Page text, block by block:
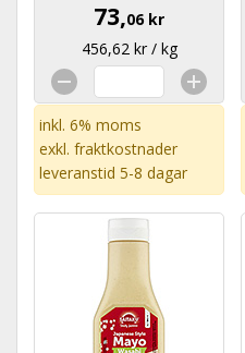
73,06 kr
456,62 kr / kg
inkl. 6% moms
exkl. fraktkostnader
leveranstid 5-8 dagar